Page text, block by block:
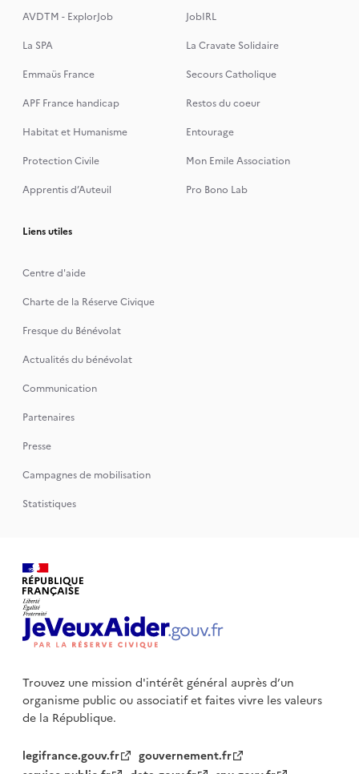
AVDTM - ExplorJob
JobIRL
La SPA
La Cravate Solidaire
Emmaüs France
Secours Catholique
APF France handicap
Restos du coeur
Habitat et Humanisme
Entourage
Protection Civile
Mon Emile Association
Apprentis d’Auteuil
Pro Bono Lab
Liens utiles
Centre d'aide
Charte de la Réserve Civique
Fresque du Bénévolat
Actualités du bénévolat
Communication
Partenaires
Presse
Campagnes de mobilisation
Statistiques
Trouvez une mission d'intérêt général auprès d’un
organisme publicou associatif et faites vivre les valeurs
de la République.
legifrance.gouv.fr
gouvernement.fr